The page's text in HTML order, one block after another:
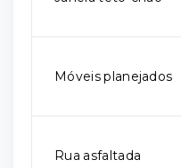
Móveis planejados
Rua asfaltada